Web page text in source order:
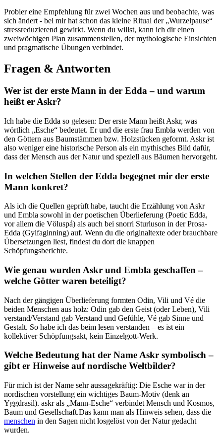
Probier eine‍ Empfehlung für zwei⁣ Wochen‌ aus und beobachte, was
sich ändert ⁣- bei mir ⁣hat schon das kleine ‌Ritual ‌der „Wurzelpause“
stressreduzierend‌ gewirkt. Wenn ⁤du willst, kann ich dir einen
zweiwöchigen Plan zusammenstellen, der ​mythologische ⁢Einsichten⁢
und pragmatische Übungen verbindet.
Fragen & ⁣Antworten
Wer ist der erste Mann‍ in‍ der Edda – und warum
heißt er Askr?
Ich habe die Edda⁢ so gelesen: Der erste Mann heißt ​Askr, was
wörtlich „Esche“ bedeutet. ⁢Er und die ‍erste frau ⁤Embla⁤ werden⁤ von
den Göttern aus‌ Baumstämmen ⁤bzw. Holzstücken geformt. Askr ist
also weniger eine historische Person als ein mythisches Bild ​dafür,
dass der Mensch​ aus der Natur und ​speziell‍ aus ⁤Bäumen hervorgeht.
In⁤ welchen Stellen der Edda begegnet mir‍ der erste
Mann‍ konkret?
Als ich​ die‌ Quellen geprüft​ habe, taucht die Erzählung von Askr
und‌ Embla sowohl in der poetischen Überlieferung (Poetic Edda,
‌vor allem ⁢die​ Völuspá) als ​auch bei snorri Sturluson in der Prosa-
Edda (Gylfaginning) auf. ⁣Wenn ‍du die originaltexte‌ oder brauchbare
‍Übersetzungen liest, findest​ du⁤ dort ⁢die knappen
Schöpfungsberichte.
Wie genau wurden Askr und‌ Embla geschaffen –
welche Götter waren ‌beteiligt?
Nach⁣ der gängigen Überlieferung formten Odin, Vili und Vé die
beiden Menschen aus holz:⁣ Odin gab den Geist ⁢(oder Leben), Vili​
verstand/Verstand​ gab Verstand und ‍Gefühle, Vé gab⁢ Sinne und
⁢Gestalt. So ​habe ich das beim​ lesen⁢ verstanden – es ist ein
kollektiver Schöpfungsakt, kein Einzelgott-Werk.
Welche ‌Bedeutung hat ​der Name Askr symbolisch‌ –
gibt ​er⁣ Hinweise auf nordische Weltbilder?
Für⁢ mich⁢ ist ⁣der Name sehr aussagekräftig: Die Esche ‌war in der
⁣nordischen vorstellung ein wichtiges Baum-Motiv (denk an
Yggdrasil). askr als „Mann-Esche“ verbindet​ Mensch ⁤und Kosmos,
Baum und Gesellschaft.Das kann man als ⁢Hinweis sehen, dass die
menschen ⁤in ⁤den Sagen nicht losgelöst von der Natur⁢ gedacht
wurden.